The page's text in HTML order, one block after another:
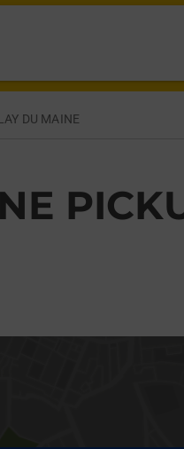
DU MAINE